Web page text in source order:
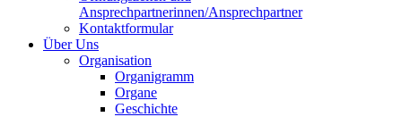
Ansprechpartnerinnen/Ansprechpartner
Kontaktformular
Über Uns
Organisation
Organigramm
Organe
Geschichte